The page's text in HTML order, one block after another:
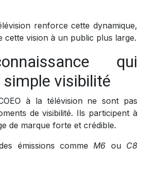
renforce cette dynamique,
cette vision à un public plus large.
qui
simple visibilité
à la télévision ne sont pas
de visibilité. Ils participent à
de marque forte et crédible.
émissions comme M6 ou C8